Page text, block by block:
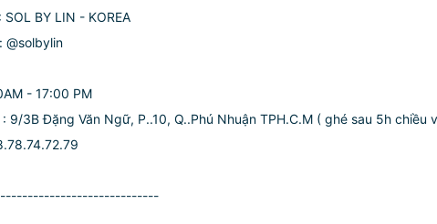
BY LIN - KOREA
@solbylin
- 17:00 PM
: 9/3B Đặng Văn Ngữ, P..10, Q..Phú Nhuận TPH.C.M ( ghé sau 5h